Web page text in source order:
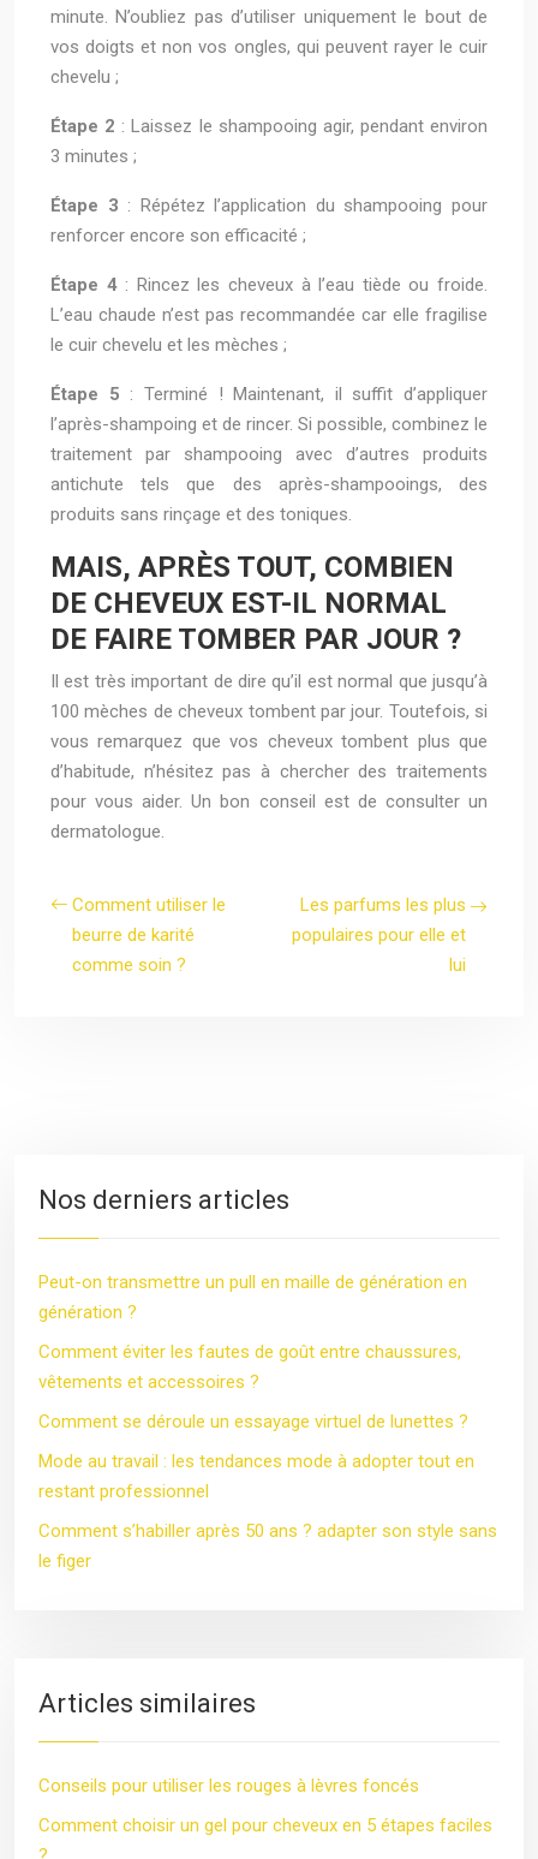
minute. N’oubliez pas d’utiliser uniquement le bout de
vos doigts et non vos ongles, qui peuvent rayer le cuir
chevelu ;
Étape 2 : Laissez le shampooing agir, pendant environ
3 minutes ;
Étape 3 : Répétez l’application du shampooing pour
renforcer encore son efficacité ;
Étape 4: Rincez les cheveux à l’eau tiède ou froide.
L’eau chaude n’est pas recommandée car elle fragilise
le cuir chevelu et les mèches ;
Étape 5 : Terminé ! Maintenant, il suffit d’appliquer
l’après-shampoing et de rincer. Si possible, combinez le
traitement par shampooing avec d’autres produits
antichute tels que des après-shampooings, des
produits sans rinçage et des toniques.
MAIS, APRÈS TOUT, COMBIEN
DE CHEVEUX EST-IL NORMAL
DE FAIRE TOMBER PAR JOUR ?
Il est très important de dire qu’il est normal que jusqu’à
100 mèches de cheveux tombent par jour. Toutefois, si
vous remarquez que vos cheveux tombent plus que
d’habitude, n’hésitez pas à chercher des traitements
pour vous aider. Un bon conseil est de consulter un
dermatologue.
Comment utiliser le
beurre de karité
comme soin ?
Les parfums les plus
populaires pour elle et
lui
Nos derniers articles
Peut-on transmettre un pull en maille de génération en
génération ?
Comment éviter les fautes de goût entre chaussures,
vêtements et accessoires ?
Comment se déroule un essayage virtuel de lunettes ?
Mode au travail : les tendances mode à adopter tout en
restant professionnel
Comment s’habiller après 50 ans ? adapter son style sans
le figer
Articles similaires
Conseils pour utiliser les rouges à lèvres foncés
Comment choisir un gel pour cheveux en 5 étapes faciles